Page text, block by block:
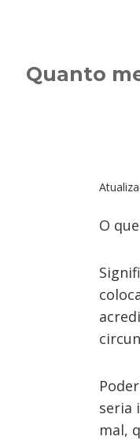
Quanto
O
seria
mal,